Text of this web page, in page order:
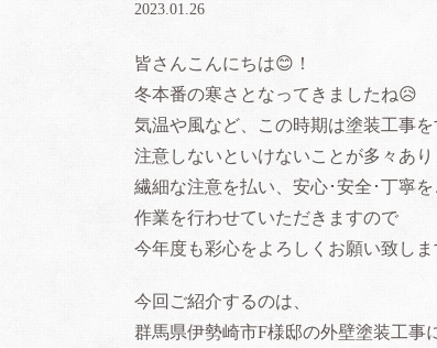
2023.01.26
皆さんこんにちは😊！
冬本番の寒さとなってきましたね😥
気温や風など、この時期は塗装工事を
注意しないといけないことが多々あ
繊細な注意を払い、安心･安全･丁寧を
作業を行わせていただきますので
今年度も彩心をよろしくお願い致しま
今回ご紹介するのは、
群馬県伊勢崎市F様邸の外壁塗装工事